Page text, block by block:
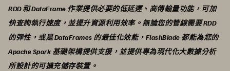
RDD 和 DataFrame 作業提供必要的低延遲、高傳輸量功能，可加
快查詢執行速度，並提升資源利用效率。無論您的管線需要 RDD
的彈性，或是 DataFrames 的最佳化效能，FlashBlade 都能為您的
Apache Spark 基礎架構提供支援，並提供專為現代化大數據分析
所設計的可擴充儲存裝置。